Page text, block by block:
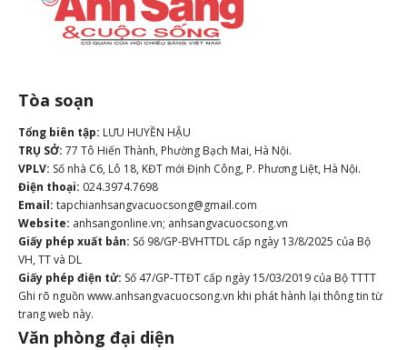
Tòa soạn
Tổng biên tập: LƯU HUYỀN HẬU
TRỤ SỞ: 77 Tô Hiến Thành, Phường Bạch Mai, Hà Nội.
VPLV: Số nhà C6, Lô 18, KĐT mới Định Công, P. Phương Liệt, Hà Nội.
Điện thoại: 024.3974.7698
Email: tapchianhsangvacuocsong@gmail.com
Website: anhsangonline.vn; anhsangvacuocsong.vn
Giấy phép xuất bản: Số 98/GP-BVHTTDL cấp ngày 13/8/2025 của Bộ
VH, TT và DL
Giấy phép điện tử: Số 47/GP-TTĐT cấp ngày 15/03/2019 của Bộ TTTT
Ghi rõ nguồn www.anhsangvacuocsong.vn khi phát hành lại thông tin từ
trang web này.
Văn phòng đại diện